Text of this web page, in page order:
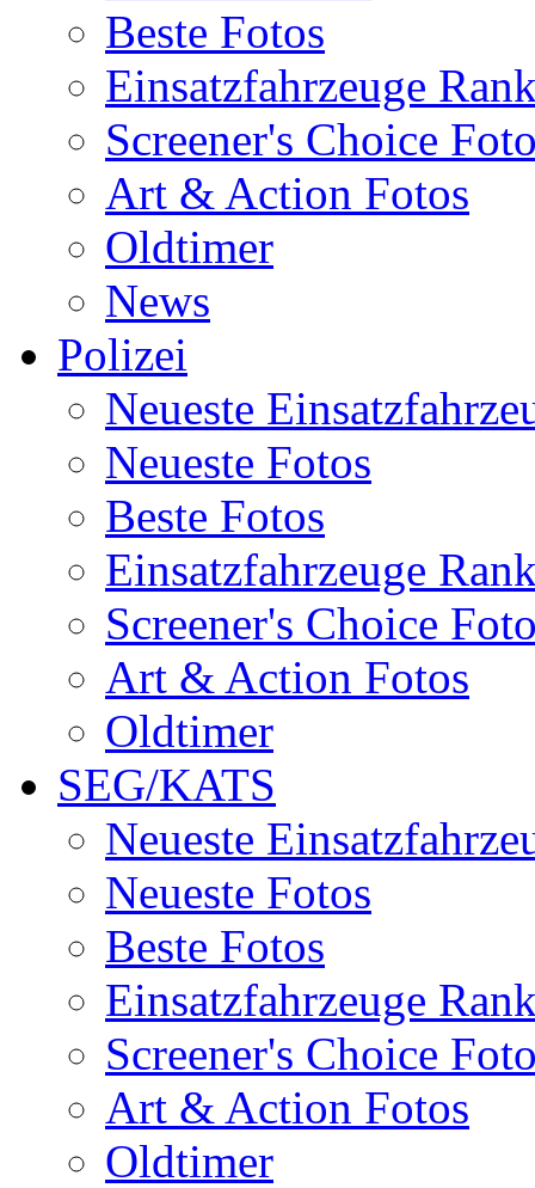
Beste Fotos
Einsatzfahrzeuge
Screener's Choice
Art & Action Fotos
Oldtimer
News
Polizei
Neueste
Neueste Fotos
Beste Fotos
Einsatzfahrzeuge
Screener's Choice
Art & Action Fotos
Oldtimer
SEG/KATS
Neueste
Neueste Fotos
Beste Fotos
Einsatzfahrzeuge
Screener's Choice
Art & Action Fotos
Oldtimer